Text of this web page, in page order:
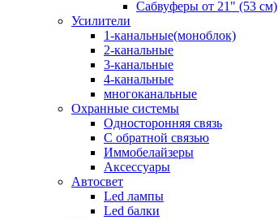
Сабвуферы от 21" (53 см)
Усилители
1-канальные(моноблок)
2-канальные
3-канальные
4-канальные
многоканальные
Охранные системы
Односторонняя связь
С обратной связью
Иммобелайзеры
Аксессуары
Автосвет
Led лампы
Led балки